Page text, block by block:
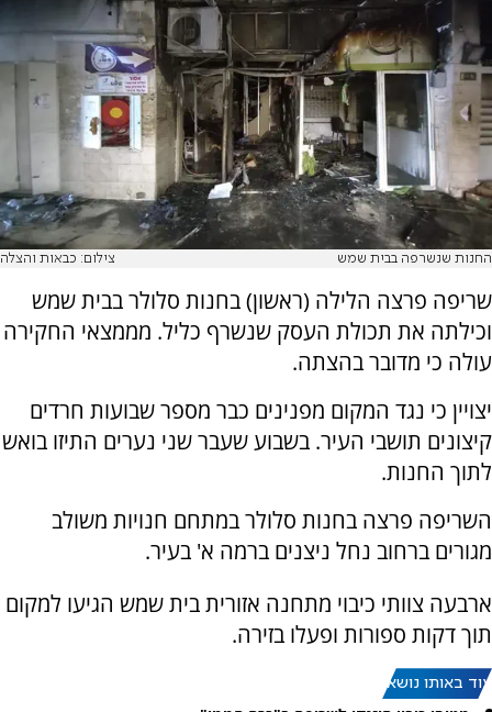
החנות שנשרפה בבית שמש צילום: כבאות והצלה
שריפה פרצה הלילה (ראשון) בחנות סלולר בבית שמש
וכילתה את תכולת העסק שנשרף כליל. מממצאי החקירה
עולה כי מדובר בהצתה.
יצויין כי נגד המקום מפנינים כבר מספר שבועות חרדים
קיצונים תושבי העיר. בשבוע שעבר שני נערים התיזו בואש
לתוך החנות.
השריפה פרצה בחנות סלולר במתחם חנויות משולב
מגורים ברחוב נחל ניצנים ברמה א' בעיר.
ארבעה צוותי כיבוי מתחנה אזורית בית שמש הגיעו למקום
תוך דקות ספורות ופעלו בזירה.
עוד באותו נושא: